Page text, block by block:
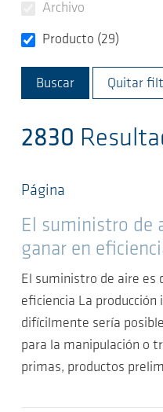
Archivo
Producto (29)
Quitar
2830
Página
El suministro de
ganar en
El suministro de aire es
eficiencia La
difícilmente sería
para la manipulación o
primas, productos